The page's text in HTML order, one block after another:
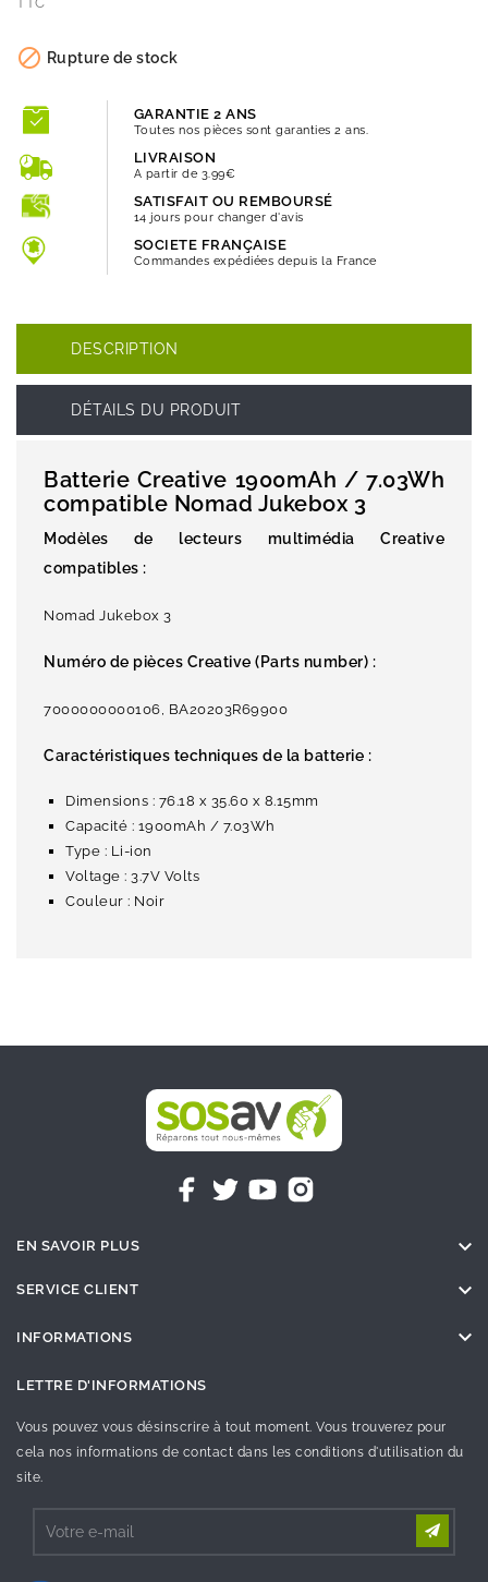
 Rupture de stock
GARANTIE 2 ANS
Toutes nos pièces sont garanties 2 ans.
LIVRAISON
A partir de 3.99€
SATISFAIT OU REMBOURSÉ
14 jours pour changer d'avis
SOCIETE FRANÇAISE
Commandes expédiées depuis la France
DESCRIPTION
DÉTAILS DU PRODUIT
Batterie Creative 1900mAh / 7.03Wh
compatible Nomad Jukebox 3
Modèles de lecteurs multimédia Creative
compatibles :
Nomad Jukebox 3
Numéro de pièces Creative (Parts number) :
7000000000106, BA20203R69900
Caractéristiques techniques de la batterie :
Dimensions : 76.18 x 35.60 x 8.15mm
Capacité : 1900mAh / 7.03Wh
Type : Li-ion
Voltage : 3.7V Volts
Couleur : Noir
EN SAVOIR PLUS 
SERVICE CLIENT 
INFORMATIONS 
LETTRE D'INFORMATIONS
Vous pouvez vous désinscrire à tout moment. Vous trouverez pour
cela nos informations de contact dans les conditions d'utilisation du
site.